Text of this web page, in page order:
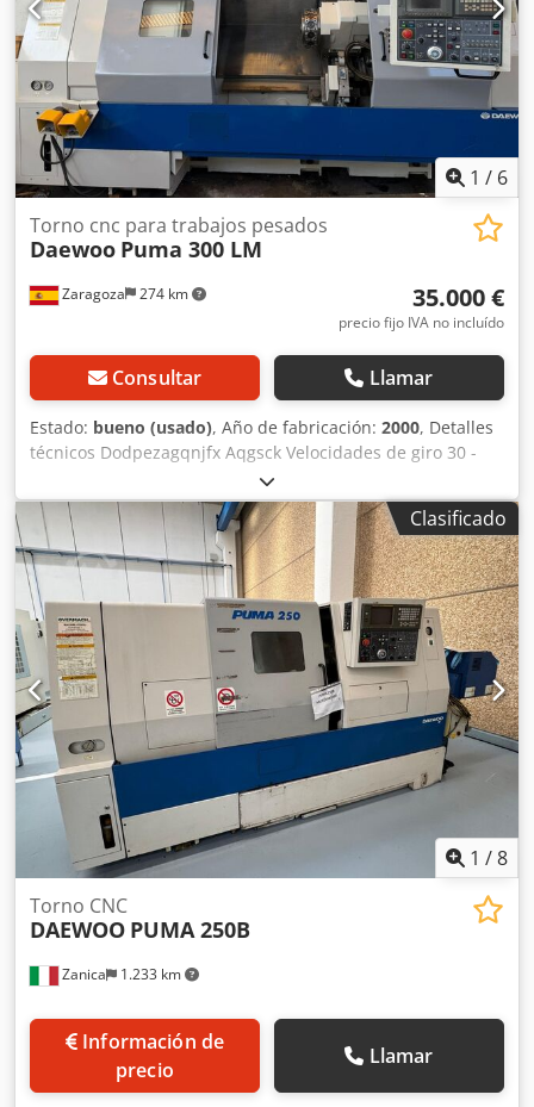
1 / 6
Zaragoza 274 km
Torno cnc para trabajos pesados
Daewoo Puma 300 LM
35.000 €
precio fijo IVA no incluído
Consultar Llamar
Estado: bueno (usado), Año de fabricación: 2000, Detalles
técnicos Dodpezagqnjfx Aqgsck Velocidades de giro 30 -
3.000 rpm Paso de barra 160 mm Diámetro del plato 305
mm Diámetro de volteo sobre bancada 700 mm Diámetro
de volteo sobre carro 480 mm Diámetro de torneado 550
mm Longitud de torneado 1050 mm Paso del husillo 102
mm Diámetro del agujero del husillo 125 mm Nariz del
husillo A2-8 Potencia del husillo 16 kW Velocidad de
avance rápido eje X 16.000 m/min Velocidad de avance
rápido eje Z 20.000 m/min Recorrido eje X 362 mm
Recorrido eje Z 1105 mm Diámetro máx. de barra 91 mm
Conicidad caña Morse 6 Número de posiciones de
herramienta 12 uds Cantidad de herramientas
motorizadas 3 uds
Clasificado
1 /8
Zanica 1.233 km
Torno CNC
DAEWOO PUMA 250B
Información de
precio
Llamar